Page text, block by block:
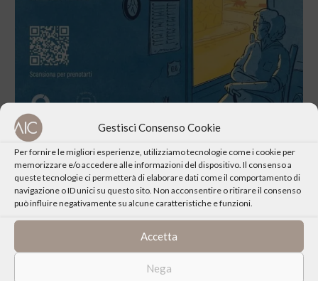
Gestisci Consenso Cookie
Per fornire le migliori esperienze, utilizziamo tecnologie come i cookie per
memorizzare e/o accedere alle informazioni del dispositivo. Il consenso a
queste tecnologie ci permetterà di elaborare dati come il comportamento di
navigazione o ID unici su questo sito. Non acconsentire o ritirare il consenso
può influire negativamente su alcune caratteristiche e funzioni.
Accetta
Nega